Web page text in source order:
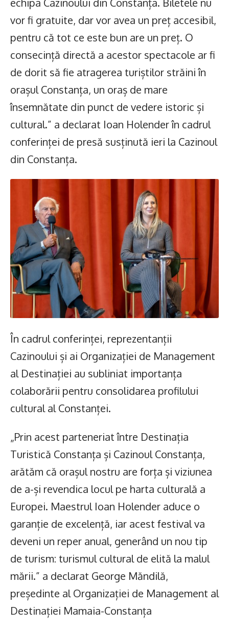
vor fi gratuite, dar vor avea un preț accesibil,
pentru că tot ce este bun are un preț. O
consecință directă a acestor spectacole ar fi
de dorit să fie atragerea turiștilor străini în
orașul Constanța, un oraș de mare
însemnătate din punct de vedere istoric și
cultural.” a declarat Ioan Holender în cadrul
conferinței de presă susținută ieri la Cazinoul
din Constanța.
În cadrul conferinței, reprezentanții
Cazinoului și ai Organizației de Management
al Destinației au subliniat importanța
colaborării pentru consolidarea profilului
cultural al Constanței.
„Prin acest parteneriat între Destinația
Turistică Constanța și Cazinoul Constanța,
arătăm că orașul nostru are forța și viziunea
de a-și revendica locul pe harta culturală a
Europei. Maestrul Ioan Holender aduce o
garanție de excelență, iar acest festival va
deveni un reper anual, generând un nou tip
de turism: turismul cultural de elită la malul
mării.” a declarat George Măndilă,
președinte al Organizației de Management al
Destinației Mamaia-Constanța